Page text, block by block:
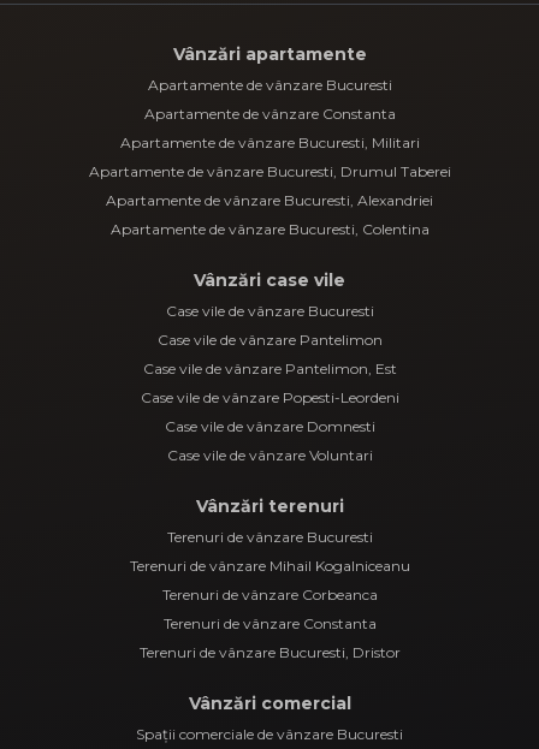
Vânzări apartamente
Apartamente de vânzare Bucuresti
Apartamente de vânzare Constanta
Apartamente de vânzare Bucuresti, Militari
Apartamente de vânzare Bucuresti, Drumul Taberei
Apartamente de vânzare Bucuresti, Alexandriei
Apartamente de vânzare Bucuresti, Colentina
Vânzări case vile
Case vile de vânzare Bucuresti
Case vile de vânzare Pantelimon
Case vile de vânzare Pantelimon, Est
Case vile de vânzare Popesti-Leordeni
Case vile de vânzare Domnesti
Case vile de vânzare Voluntari
Vânzări terenuri
Terenuri de vânzare Bucuresti
Terenuri de vânzare Mihail Kogalniceanu
Terenuri de vânzare Corbeanca
Terenuri de vânzare Constanta
Terenuri de vânzare Bucuresti, Dristor
Vânzări comercial
Spații comerciale de vânzare Bucuresti